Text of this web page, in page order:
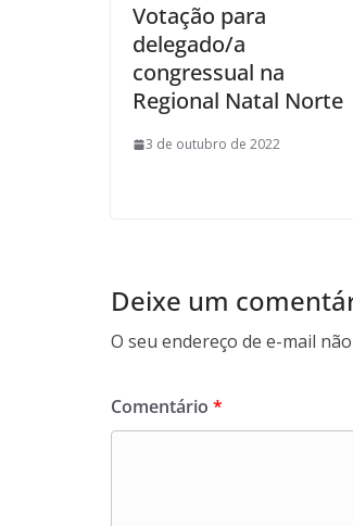
Votação para
delegado/a
congressual na
Regional Natal Norte
3 de outubro de 2022
Deixe um
O seu endereço de e-mail
Comentário *